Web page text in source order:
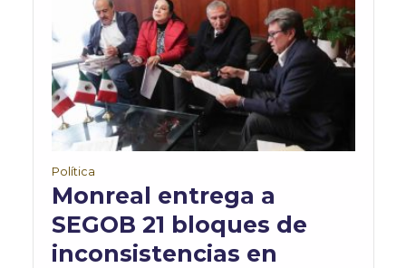
Política
Monreal entrega a
SEGOB 21 bloques de
inconsistencias en